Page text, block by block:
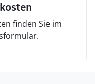
finden Sie im